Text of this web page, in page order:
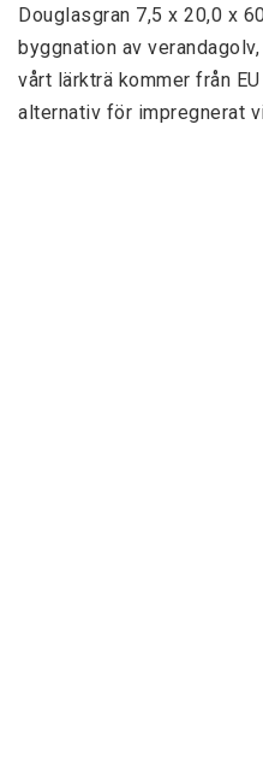
Douglasgran 7,5 x 20,0 x
byggnation av
vårt lärkträ kommer från
alternativ för impregnerat